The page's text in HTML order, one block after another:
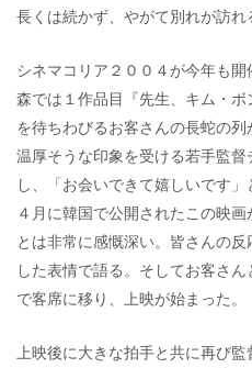
長くは続かず、やがて別れが訪れ
シネマコリア２００４が今年も
森では１作品目『先生、キム・
を待ちわびるお客さんの長蛇の列
温厚そうな印象を受ける若手監
し、「お会いできて嬉しいです
４月に韓国で公開されたこの映
とは非常に感慨深い。皆さんの
した表情で語る。そしてお客さ
で客席に移り、上映が始まった。
上映後に大きな拍手と共に再び